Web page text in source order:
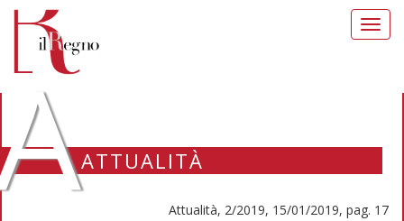
ATTUALITÀ
Attualità, 2/2019, 15/01/2019, pag. 17